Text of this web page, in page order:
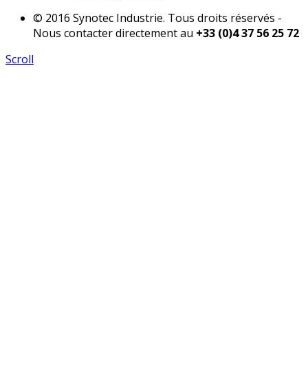
© 2016 Synotec Industrie. Tous droits réservés -
Nous contacter directement au +33 (0)4 37 56 25 72
Scroll